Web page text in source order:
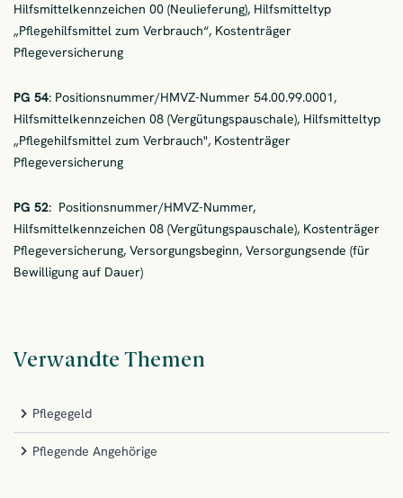
Hilfsmittelkennzeichen 00 (Neulieferung), Hilfsmitteltyp
„Pflegehilfsmittel zum Verbrauch“, Kostenträger
Pflegeversicherung
PG 54: Positionsnummer/HMVZ-Nummer 54.00.99.0001,
Hilfsmittelkennzeichen 08 (Vergütungspauschale), Hilfsmitteltyp
„Pflegehilfsmittel zum Verbrauch", Kostenträger
Pflegeversicherung
PG 52: Positionsnummer/HMVZ-Nummer,
Hilfsmittelkennzeichen 08 (Vergütungspauschale), Kostenträger
Pflegeversicherung, Versorgungsbeginn, Versorgungsende (für
Bewilligung auf Dauer)
Verwandte Themen
Pflegegeld
Pflegende Angehörige